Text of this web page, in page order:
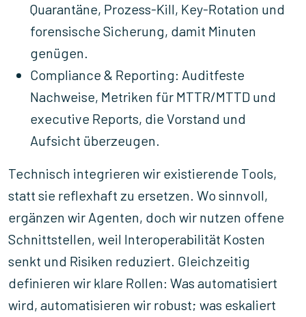
Quarantäne, Prozess-Kill, Key-Rotation und
forensische Sicherung, damit Minuten
genügen.
Compliance & Reporting: Auditfeste
Nachweise, Metriken für MTTR/MTTD und
executive Reports, die Vorstand und
Aufsicht überzeugen.
Technisch integrieren wir existierende Tools,
statt sie reflexhaft zu ersetzen. Wo sinnvoll,
ergänzen wir Agenten, doch wir nutzen offene
Schnittstellen, weil Interoperabilität Kosten
senkt und Risiken reduziert. Gleichzeitig
definieren wir klare Rollen: Was automatisiert
wird, automatisieren wir robust; was eskaliert